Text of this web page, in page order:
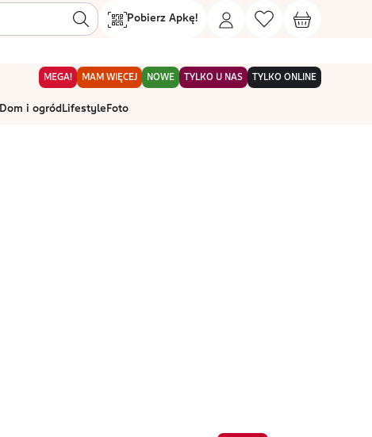
Pobierz Apkę!
MEGA! MAM WIĘCEJ NOWE TYLKO U NAS TYLKO ONLINE
Dom i ogród Lifestyle Foto